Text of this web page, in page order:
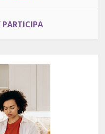
PARTICIPA